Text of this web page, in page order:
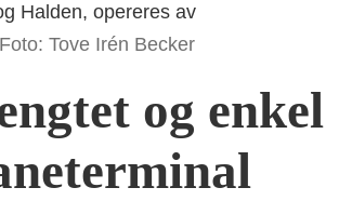
Halden, opereres av
Foto: Tove Irén Becker
og enkel